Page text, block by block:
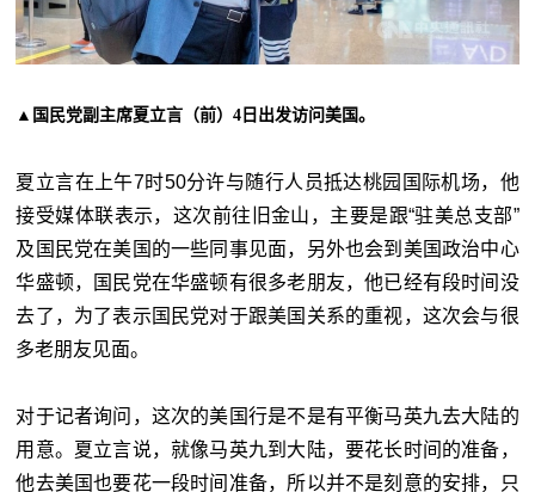
▲国民党副主席夏立言（前）4日出发访问美国。
夏立言在上午7时50分许与随行人员抵达桃园国际机场，他
接受媒体联表示，这次前往旧金山，主要是跟“驻美总支部”
及国民党在美国的一些同事见面，另外也会到美国政治中心
华盛顿，国民党在华盛顿有很多老朋友，他已经有段时间没
去了，为了表示国民党对于跟美国关系的重视，这次会与很
多老朋友见面。
对于记者询问，这次的美国行是不是有平衡马英九去大陆的
用意。夏立言说，就像马英九到大陆，要花长时间的准备，
他去美国也要花一段时间准备，所以并不是刻意的安排，只